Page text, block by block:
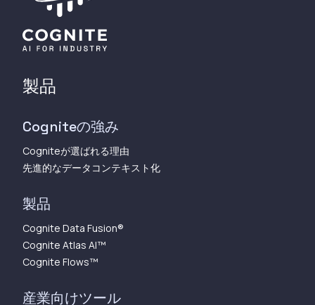
製品
Cogniteの強み
Cogniteが選ばれる理由
先進的なデータコンテキスト化
製品
Cognite Data Fusion®
Cognite Atlas AI™︎
Cognite Flows™︎
産業向けツール